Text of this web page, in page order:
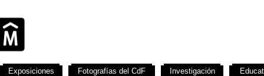
Exposiciones Fotografías del CdF Investigación